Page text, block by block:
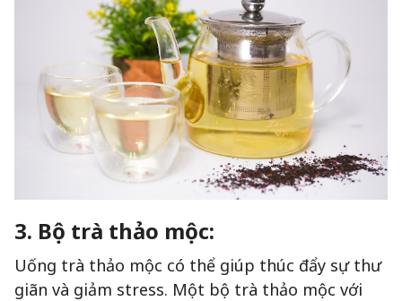
3. Bộ trà thảo mộc:
Uống trà thảo mộc có thể giúp thúc đẩy sự thư
giãn và giảm stress. Một bộ trà thảo mộc với